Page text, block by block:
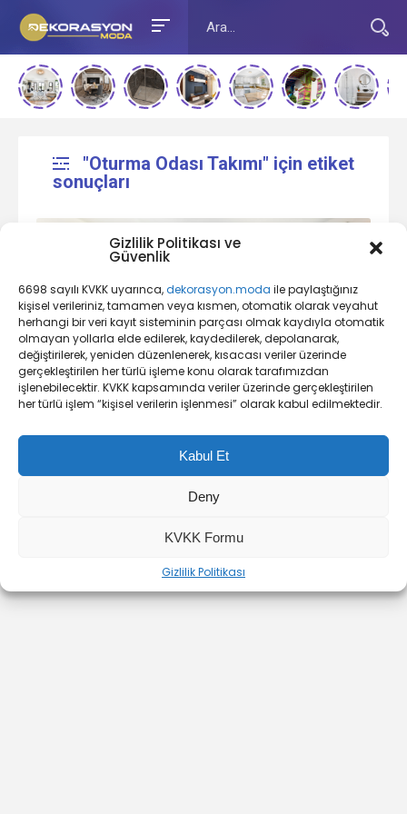
Gizlilik Politikası ve
Güvenlik
6698 sayılı KVKK uyarınca,dekorasyon.moda ile paylaştığınız
kişisel verileriniz, tamamen veya kısmen, otomatik olarak veyahut
herhangi bir veri kayıt sisteminin parçası olmak kaydıyla otomatik
olmayan yollarla elde edilerek, kaydedilerek, depolanarak,
değiştirilerek, yeniden düzenlenerek, kısacası veriler üzerinde
gerçekleştirilen her türlü işleme konu olarak tarafımızdan
işlenebilecektir. KVKK kapsamında veriler üzerinde gerçekleştirilen
her türlü işlem “kişisel verilerin işlenmesi” olarak kabul edilmektedir.
Kabul Et
Deny
KVKK Formu
Gizlilik Politikası
"Oturma Odası Takımı" için etiket
sonuçları
Bohem Oturma Odası Hakkındaki
bilgileri sizler için derledik
YOUTUBEINSTAGRAMİLETİŞİM